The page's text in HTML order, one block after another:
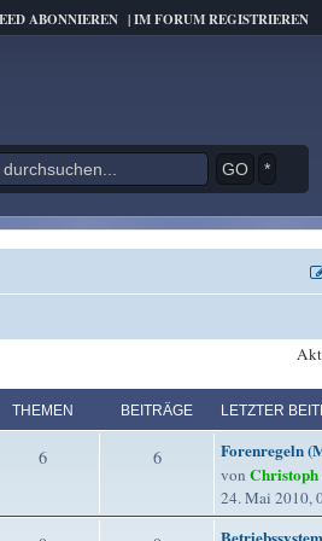
ABONNIEREN |IM FORUM REGISTRIEREN
*
THEMEN BEITRÄGE LETZTER
6T
6B
L
e
t
z
t
Forenregeln
von Christoph
24. Mai 2010,
L